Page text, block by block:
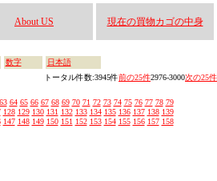
About US 現在の買物カゴの中身
数字
日本語
トータル件数:3945件前の25件2976-3000次の25件
63 64 65 66 67 68 69 70 71 72 73 74 75 76 77 78 79
128 129 130 131 132 133 134 135 136 137 138 139
147 148 149 150 151 152 153 154 155 156 157 158